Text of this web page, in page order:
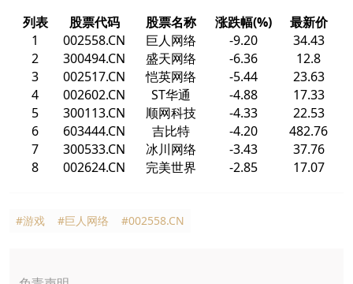
列表
股票代码 股票名称 涨跌幅(%)
最新价
1
002558.CN 巨人网络 -9.20
34.43
2
300494.CN 盛天网络 -6.36
12.8
3
002517.CN 恺英网络 -5.44
23.63
4
002602.CN ST华通 -4.88
17.33
5
300113.CN 顺网科技 -4.33
22.53
6
603444.CN 吉比特 -4.20
482.76
7
300533.CN 冰川网络 -3.43
37.76
8
002624.CN 完美世界 -2.85 17.07
#游戏 #巨人网络 #002558.CN